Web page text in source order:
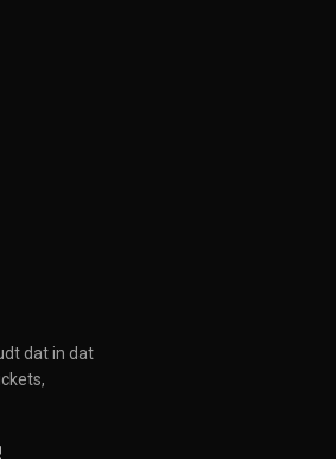
dat in dat